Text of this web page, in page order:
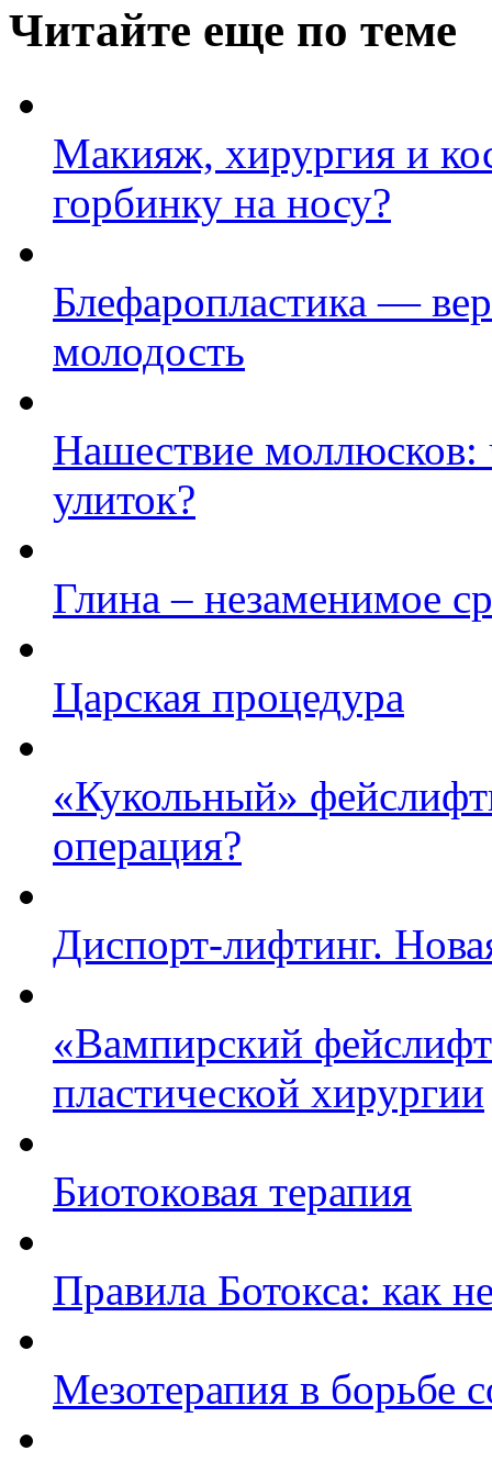
Читайте еще по теме
Макияж, хирургия и
горбинку на носу?
Блефаропластика —
молодость
Нашествие моллюсков:
улиток?
Глина – незаменимое
Царская процедура
«Кукольный»
операция?
Диспорт-лифтинг.
«Вампирский
пластической хирургии
Биотоковая терапия
Правила Ботокса: как
Мезотерапия в борьбе